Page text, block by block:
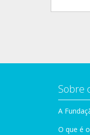
Sobre
A
O que é